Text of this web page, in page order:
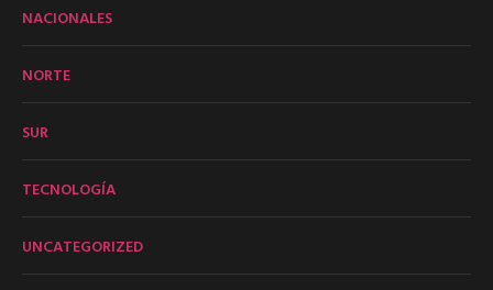
NACIONALES
NORTE
SUR
TECNOLOGÍA
UNCATEGORIZED